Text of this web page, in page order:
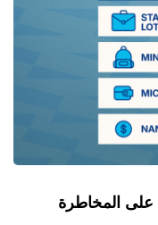
على المخاطرة